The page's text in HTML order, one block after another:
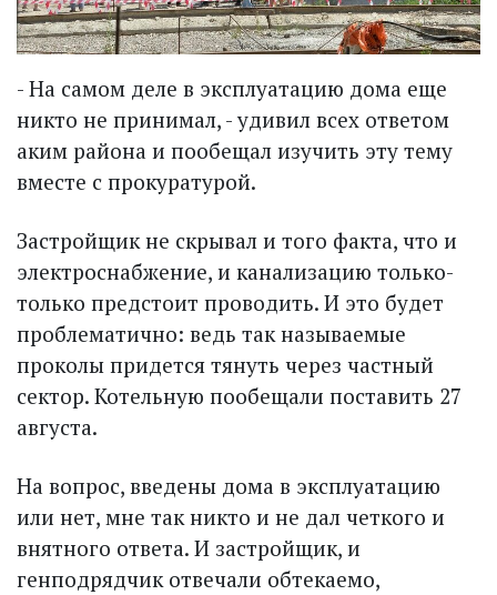
- На самом деле в эксплуатацию дома еще
никто не принимал, - удивил всех ответом
аким района и пообещал изучить эту тему
вместе с прокуратурой.
Застройщик не скрывал и того факта, что и
электроснабжение, и канализацию только-
только предстоит проводить. И это будет
проблематично: ведь так называемые
проколы придется тянуть через частный
сектор. Котельную пообещали поставить 27
августа.
На вопрос, введены дома в эксплуатацию
или нет, мне так никто и не дал четкого и
внятного ответа. И застройщик, и
генподрядчик отвечали обтекаемо,